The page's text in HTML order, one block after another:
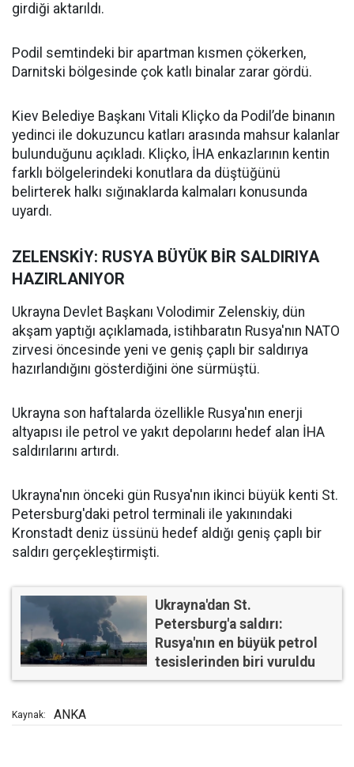
girdiği aktarıldı.
Podil semtindeki bir apartman kısmen çökerken,
Darnitski bölgesinde çok katlı binalar zarar gördü.
Kiev Belediye Başkanı Vitali Kliçko da Podil’de binanın
yedinci ile dokuzuncu katları arasında mahsur kalanlar
bulunduğunu açıkladı. Kliçko, İHA enkazlarının kentin
farklı bölgelerindeki konutlara da düştüğünü
belirterek halkı sığınaklarda kalmaları konusunda
uyardı.
ZELENSKİY: RUSYA BÜYÜK BİR SALDIRIYA
HAZIRLANIYOR
Ukrayna Devlet Başkanı Volodimir Zelenskiy, dün
akşam yaptığı açıklamada, istihbaratın Rusya'nın NATO
zirvesi öncesinde yeni ve geniş çaplı bir saldırıya
hazırlandığını gösterdiğini öne sürmüştü.
Ukrayna son haftalarda özellikle Rusya'nın enerji
altyapısı ile petrol ve yakıt depolarını hedef alan İHA
saldırılarını artırdı.
Ukrayna'nın önceki gün Rusya'nın ikinci büyük kenti St.
Petersburg'daki petrol terminali ile yakınındaki
Kronstadt deniz üssünü hedef aldığı geniş çaplı bir
saldırı gerçekleştirmişti.
Ukrayna'dan St.
Petersburg'a saldırı:
Rusya'nın en büyük petrol
tesislerinden biri vuruldu
Kaynak: ANKA